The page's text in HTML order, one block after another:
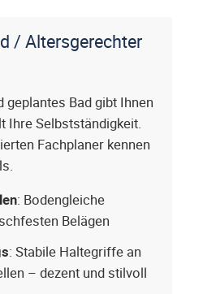
/ Altersgerechter
geplantes Bad gibt Ihnen
Ihre Selbstständigkeit.
Fachplaner kennen
: Bodengleiche
Belägen
: Stabile Haltegriffe an
– dezent und stilvoll